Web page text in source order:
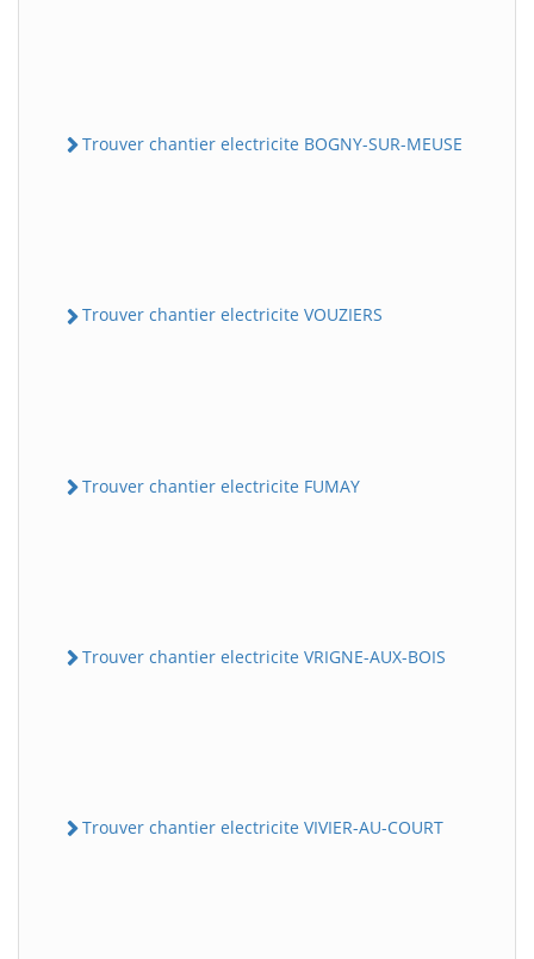
Trouver chantier electricite BOGNY-SUR-MEUSE
Trouver chantier electricite VOUZIERS
Trouver chantier electricite FUMAY
Trouver chantier electricite VRIGNE-AUX-BOIS
Trouver chantier electricite VIVIER-AU-COURT